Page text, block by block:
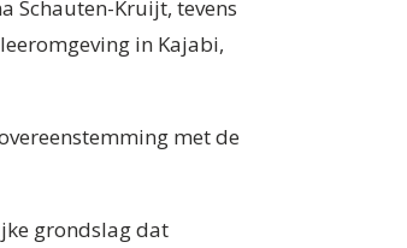
Schauten-Kruijt, tevens
in Kajabi,
met de
grondslag dat